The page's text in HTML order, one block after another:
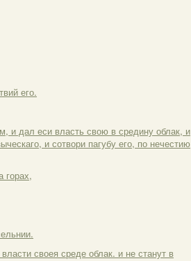
его.
и дал еси власть свою в средину облак, и
и сотвори пагубу его, по нечестию
горах,
своея среде облак. и не станут в